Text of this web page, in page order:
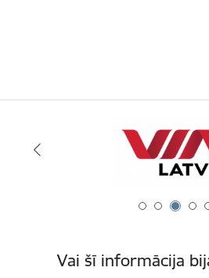
Vai šī informācija